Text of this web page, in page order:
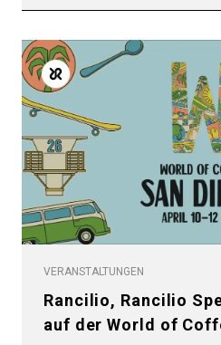
VERANSTALTUNGEN
Rancilio, Rancilio
auf der World of